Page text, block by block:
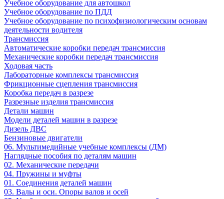
Учебное оборудование для автошкол
Учебное оборудование по ПДД
Учебное оборудование по психофизиологическим основам
деятельности водителя
Трансмиссия
Автоматические коробки передач трансмиссия
Механические коробки передач трансмиссия
Ходовая часть
Лабораторные комплексы трансмиссия
Фрикционные сцепления трансмиссия
Коробка передач в разрезе
Разрезные изделия трансмиссия
Детали машин
Модели деталей машин в разрезе
Дизель ДВС
Бензиновые двигатели
06. Мультимедийные учебные комплексы (ДМ)
Наглядные пособия по деталям машин
02. Механические передачи
04. Пружины и муфты
01. Соединения деталей машин
03. Валы и оси. Опоры валов и осей